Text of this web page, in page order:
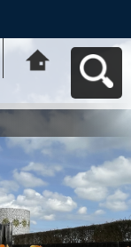
ー ざまっとへ